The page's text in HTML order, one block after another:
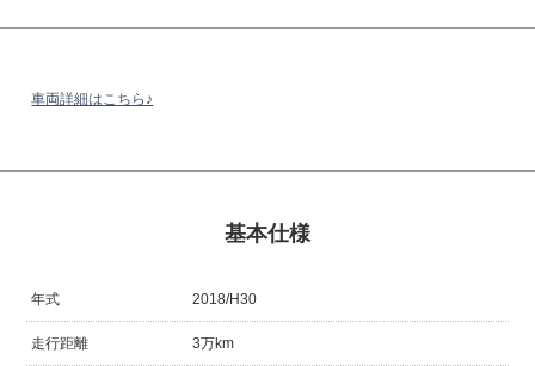
車両詳細はこちら♪
基本仕様
年式 2018/H30
走行距離 3万km